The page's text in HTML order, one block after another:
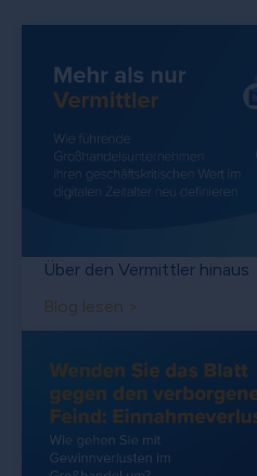
Über den Vermittler hinaus
Blog lesen >